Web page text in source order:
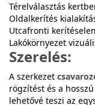
Térelválasztás
Oldalkerítés
Utcafronti
Lakókörnyezet
Szerelés:
A szerkezet
rögzítést és a
lehetővé teszi az